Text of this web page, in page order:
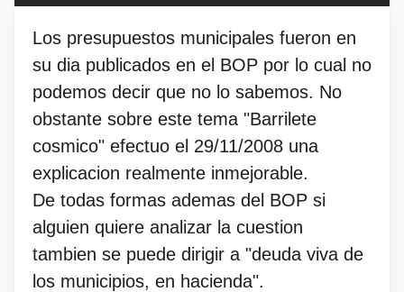
Los presupuestos municipales fueron en
su dia publicados en el BOP por lo cual no
podemos decir que no lo sabemos. No
obstante sobre este tema "Barrilete
cosmico" efectuo el 29/11/2008 una
explicacion realmente inmejorable.
De todas formas ademas del BOP si
alguien quiere analizar la cuestion
tambien se puede dirigir a "deuda viva de
los municipios, en hacienda".